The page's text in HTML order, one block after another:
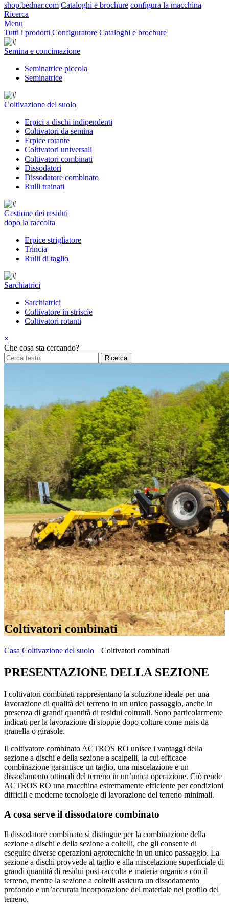
shop.bednar.com Cataloghi e brochure configura la macchina
Ricerca
Menu
Tutti i prodotti Configuratore Cataloghi e brochure
Semina e concimazione
Seminatrice piccola
Seminatrice
Coltivazione del suolo
Erpici a dischi indipendenti
Coltivatori da semina
Erpice rotante
Coltivatori universali
Coltivatori combinati
Dissodatori
Dissodatore combinato
Rulli trainati
Gestione dei residui
dopo la raccolta
Erpice strigliatore
Trincia
Rulli di taglio
Sarchiatrici
Sarchiatrici
Coltivatore in striscie
Coltivatori rotanti
×
Che cosa sta cercando?
Coltivatori combinati
Casa Coltivazione del suolo Coltivatori combinati
PRESENTAZIONE DELLA SEZIONE
I coltivatori combinati rappresentano la soluzione ideale per una
lavorazione di qualità del terreno in un unico passaggio, anche in
presenza di grandi quantità di residui colturali. Sono particolarmente
indicati per la lavorazione di stoppie dopo colture come mais da
granella o girasole.
Il coltivatore combinato ACTROS RO unisce i vantaggi della
sezione a dischi e della sezione a scalpelli, la cui efficace
combinazione garantisce un taglio, una miscelazione e un
dissodamento ottimali del terreno in un’unica operazione. Ciò rende
ACTROS RO una macchina estremamente efficiente per condizioni
difficili e moderne tecnologie di lavorazione del terreno minimali.
A cosa serve il dissodatore combinato
Il dissodatore combinato si distingue per la combinazione della
sezione a dischi e della sezione a coltelli, che gli consente di
eseguire diverse operazioni agrotecniche in un unico passaggio. La
sezione a dischi provvede al taglio e alla miscelazione superficiale di
grandi quantità di residui post-raccolta e materia organica con il
terreno, mentre la sezione a coltelli assicura un dissodamento
profondo e un’accurata incorporazione del materiale nel profilo del
terreno.